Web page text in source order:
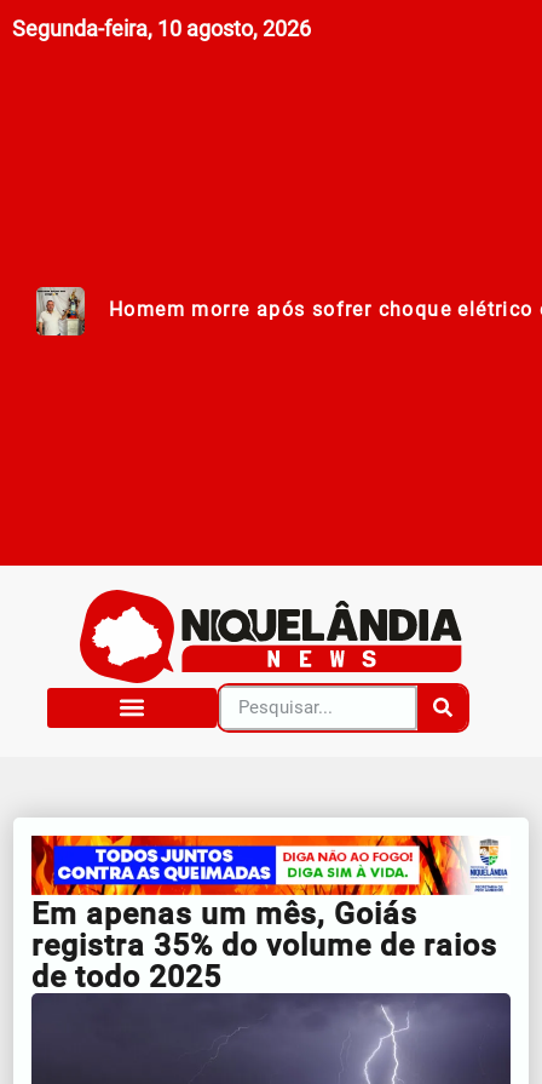
Segunda-feira, 10 agosto, 2026
Homem morre após sofrer choque
Lei Maria da Penha completa 20 anos
278ª Romaria do Muquém começa com
Centro Municipal de Apoio aos Romeiros
Em apenas um mês, Goiás
registra 35% do volume de raios
de todo 2025